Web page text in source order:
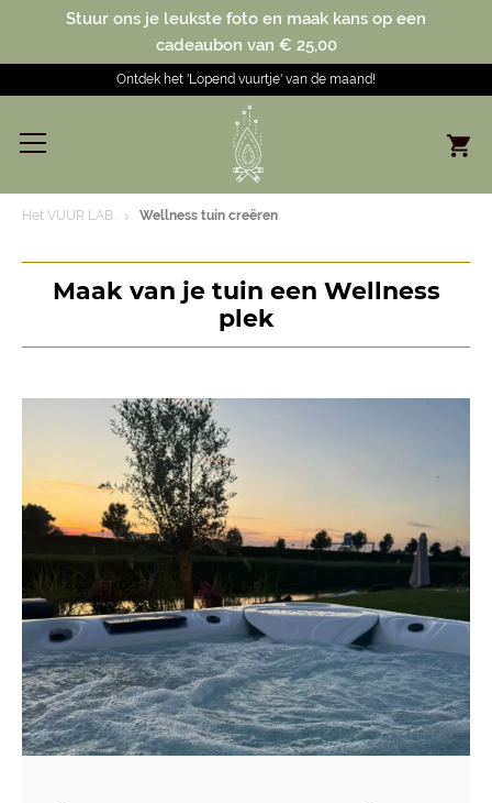
Stuur ons je leukste foto en maak kans op een
cadeaubon van € 25,00
Ontdek het 'Lopend vuurtje' van de maand!
Het VUUR LAB. Wellness tuin creëren
Maak van je tuin een Wellness
plek